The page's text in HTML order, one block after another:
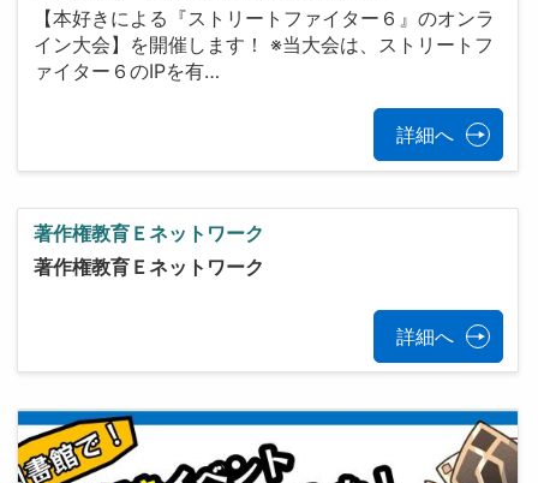
【本好きによる『ストリートファイター６』のオンラ
イン大会】を開催します！ ※当大会は、ストリートフ
ァイター６のIPを有…
詳細へ
著作権教育Ｅネットワーク
著作権教育Ｅネットワーク
詳細へ